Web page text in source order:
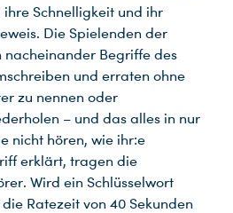
Schnelligkeit und ihr
Die Spielenden der
nacheinander Begriffe des
und erraten ohne
zu nennen oder
– und das alles in nur
nicht hören, wie ihr:e
erklärt, tragen die
Wird ein Schlüsselwort
Ratezeit von 40 Sekunden